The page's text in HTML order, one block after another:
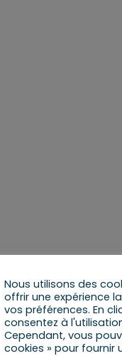
Nous utilisons des
offrir une expérience
vos préférences. En
consentez à
Cependant, vous
cookies » pour fournir